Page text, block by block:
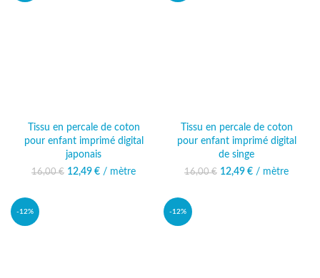
Tissu en percale de coton
pour enfant imprimé digital
japonais
16,00€
Le prix initial était :
12,49 €
Le prix
/ mètre
Tissu en percale de coton
pour enfant imprimé digital
de singe
16,00€
Le prix initial était :
12,49 €
Le prix
/ mètre
-12% -12%